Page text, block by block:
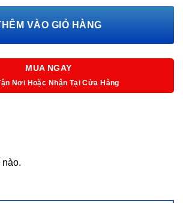
VÀO GIỎ HÀNG
MUA NGAY
Nơi Hoặc Nhận Tại Cửa Hàng